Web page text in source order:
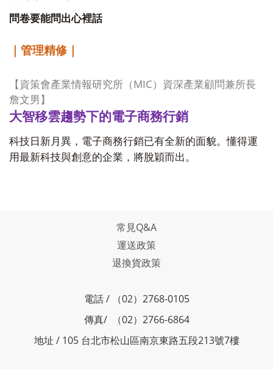
問卷要能問出心裡話
｜管理精修｜
【 資策會產業情報研究所（ MIC ）資深產業顧問兼所長
詹文男 】
大智移雲趨勢下的電子商務行銷
科技日新月異，電子商務行銷已有全新的面貌。懂得運
用最新科技與創意的企業，將脫穎而出。
常見Q&A
運送政策
退換貨政策
電話 / （02）2768-0105
傳真/ （02）2766-6864
地址 / 105 台北市松山區南京東路五段213號7樓